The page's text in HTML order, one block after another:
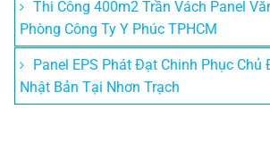
Thi Công 400m2 Trần Vách Panel
Phòng Công Ty Y Phúc TPHCM
Panel EPS Phát Đạt Chinh Phục Chủ
Nhật Bản Tại Nhơn Trạch